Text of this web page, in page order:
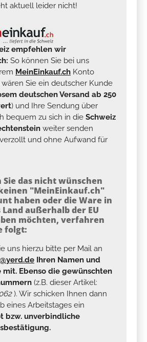
aktuell leider nicht!
empfehlen wir
So können Sie bei uns
MeinEinkauf.ch Konto
Sie ein deutscher Kunde
deutschen Versand ab 250
) und Ihre Sendung über
bequem zu sich in die Schweiz
weiter senden
und ohne Aufwand für
Sie das nicht wünschen
"MeinEinkauf.ch"
haben oder die Ware in
außerhalb der EU
möchten, verfahren
folgt:
uns hierzu bitte per Mail an
Ihren Namen und
mit. Ebenso die gewünschten
(z.B. dieser Artikel:
). Wir schicken Ihnen dann
eines Arbeitstages ein
bzw. unverbindliche